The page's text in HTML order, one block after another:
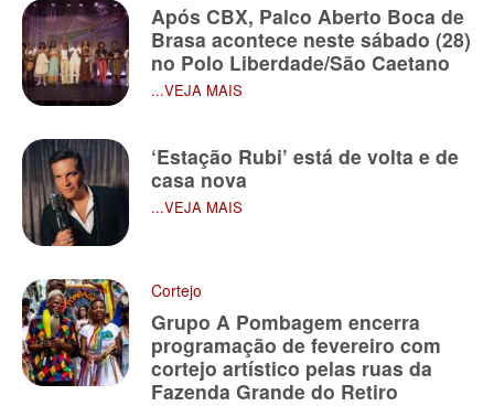
Após CBX, Palco Aberto Boca de
Brasa acontece neste sábado (28)
no Polo Liberdade/São Caetano
...VEJA MAIS
‘Estação Rubi’ está de volta e de
casa nova
...VEJA MAIS
Cortejo
Grupo A Pombagem encerra
programação de fevereiro com
cortejo artístico pelas ruas da
Fazenda Grande do Retiro